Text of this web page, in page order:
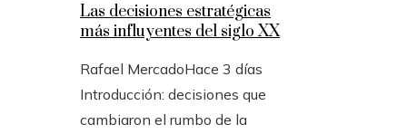
Las decisiones estratégicas
más influyentes del siglo XX
Rafael MercadoHace 3 días
Introducción: decisiones que
cambiaron el rumbo de la